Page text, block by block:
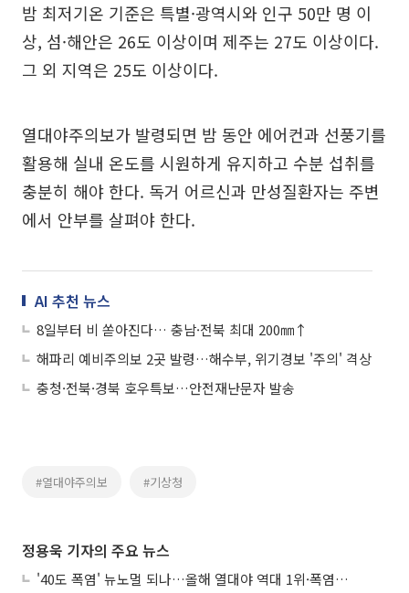
밤 최저기온 기준은 특별·광역시와 인구 50만 명 이
상, 섬·해안은 26도 이상이며 제주는 27도 이상이다.
그 외 지역은 25도 이상이다.
열대야주의보가 발령되면 밤 동안 에어컨과 선풍기를
활용해 실내 온도를 시원하게 유지하고 수분 섭취를
충분히 해야 한다. 독거 어르신과 만성질환자는 주변
에서 안부를 살펴야 한다.
AI 추천 뉴스
8일부터 비 쏟아진다… 충남·전북 최대 200㎜↑
해파리 예비주의보 2곳 발령…해수부, 위기경보 '주의' 격상
충청·전북·경북 호우특보…안전재난문자 발송
#열대야주의보 #기상청
정용욱 기자의 주요 뉴스
'40도 폭염' 뉴노멀 되나…올해 열대야 역대 1위·폭염일수 평년 3배 넘어